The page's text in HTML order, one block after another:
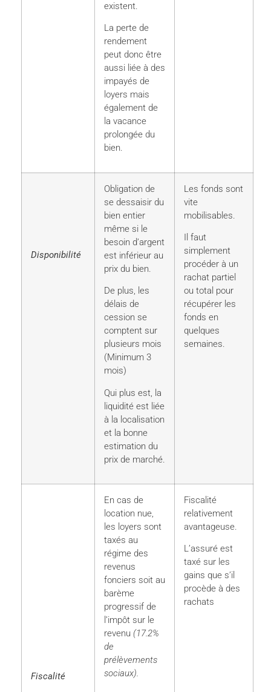
existent.
La perte de
rendement
peut donc être
aussi liée à des
impayés de
loyers mais
également de
la vacance
prolongée du
bien.
Disponibilité
Obligation de
se dessaisir du
bien entier
même si le
besoin d’argent
est inférieur au
prix du bien.
De plus, les
délais de
cession se
comptent sur
plusieurs mois
(Minimum 3
mois)
Qui plus est, la
liquidité est liée
à la localisation
et la bonne
estimation du
prix de marché.
Les fonds sont
vite
mobilisables.
Il faut
simplement
procéder à un
rachat partiel
ou total pour
récupérer les
fonds en
quelques
semaines.
Fiscalité
En cas de
location nue,
les loyers sont
taxés au
régime des
revenus
fonciers soit au
barème
progressif de
l’impôt sur le
revenu (17.2%
de
prélèvements
sociaux).
Fiscalité
relativement
avantageuse.
L’assuré est
taxé sur les
gains que s’il
procède à des
rachats